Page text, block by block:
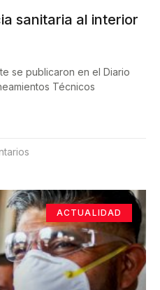
sanitaria al interior
se publicaron en el Diario
Técnicos
ACTUALIDAD